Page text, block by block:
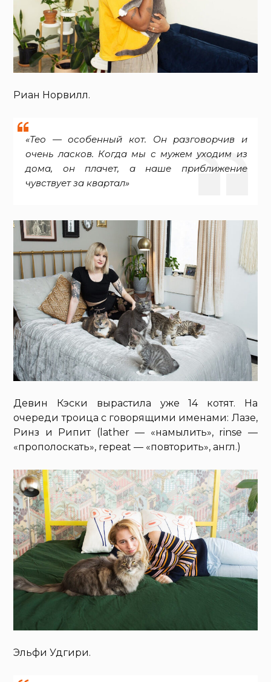
Риан Норвилл.
«Тео — особенный кот. Он разговорчив и
очень ласков. Когда мы с мужем уходим из
дома, он плачет, а наше приближение
чувствует за квартал»
Девин Кэски вырастила уже 14 котят. На
очереди троица с говорящими именами: Лазе,
Ринз и Рипит (lather — «намылить», rinse —
«прополоскать», repeat — «повторить», англ.)
Эльфи Удгири.